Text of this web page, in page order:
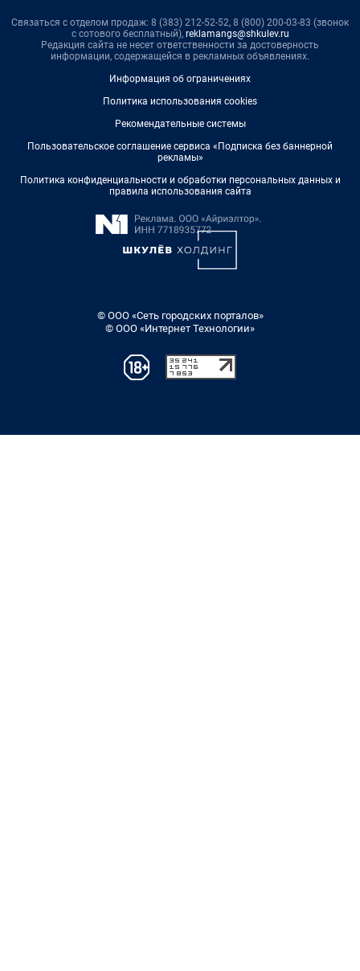
Связаться с отделом продаж: 8 (383) 212-52-52, 8 (800) 200-03-83 (звонок
с сотового бесплатный), reklamangs@shkulev.ru
Редакция сайта не несет ответственности за достоверность
информации, содержащейся в рекламных объявлениях.
Информация об ограничениях
Политика использования cookies
Рекомендательные системы
Пользовательское соглашение сервиса «Подписка без баннерной
рекламы»
Политика конфиденциальности и обработки персональных данных и
правила использования сайта
© ООО «Сеть городских порталов»
© ООО «Интернет Технологии»